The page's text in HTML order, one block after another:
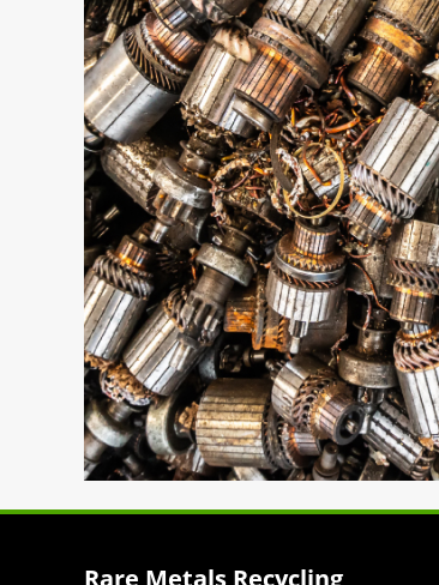
Rare Metals Recycling